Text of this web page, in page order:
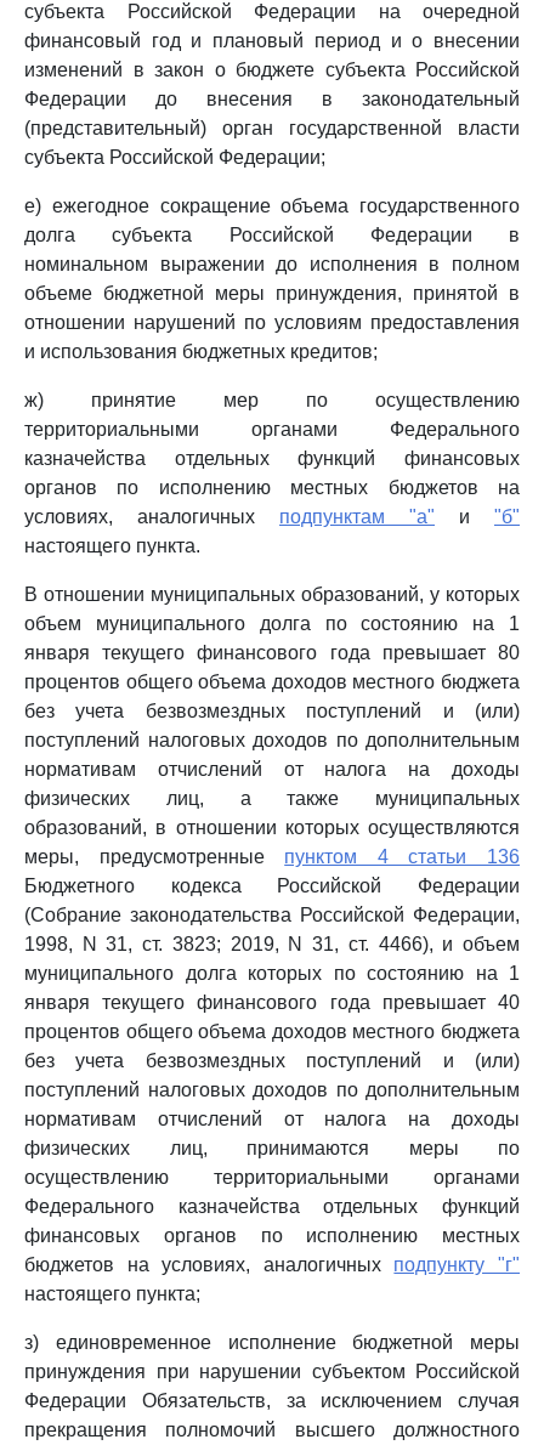
субъекта Российской Федерации на очередной
финансовый год и плановый период и о внесении
изменений в закон о бюджете субъекта Российской
Федерации до внесения в законодательный
(представительный) орган государственной власти
субъекта Российской Федерации;
е) ежегодное сокращение объема государственного
долга субъекта Российской Федерации в
номинальном выражении до исполнения в полном
объеме бюджетной меры принуждения, принятой в
отношении нарушений по условиям предоставления
и использования бюджетных кредитов;
ж) принятие мер по осуществлению
территориальными органами Федерального
казначейства отдельных функций финансовых
органов по исполнению местных бюджетов на
условиях, аналогичных подпунктам "а" и "б"
настоящего пункта.
В отношении муниципальных образований, у которых
объем муниципального долга по состоянию на 1
января текущего финансового года превышает 80
процентов общего объема доходов местного бюджета
без учета безвозмездных поступлений и (или)
поступлений налоговых доходов по дополнительным
нормативам отчислений от налога на доходы
физических лиц, а также муниципальных
образований, в отношении которых осуществляются
меры, предусмотренные пунктом 4 статьи 136
Бюджетного кодекса Российской Федерации
(Собрание законодательства Российской Федерации,
1998, N 31, ст. 3823; 2019, N 31, ст. 4466), и объем
муниципального долга которых по состоянию на 1
января текущего финансового года превышает 40
процентов общего объема доходов местного бюджета
без учета безвозмездных поступлений и (или)
поступлений налоговых доходов по дополнительным
нормативам отчислений от налога на доходы
физических лиц, принимаются меры по
осуществлению территориальными органами
Федерального казначейства отдельных функций
финансовых органов по исполнению местных
бюджетов на условиях, аналогичных подпункту "г"
настоящего пункта;
з) единовременное исполнение бюджетной меры
принуждения при нарушении субъектом Российской
Федерации Обязательств, за исключением случая
прекращения полномочий высшего должностного